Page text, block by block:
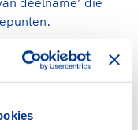
buurt op